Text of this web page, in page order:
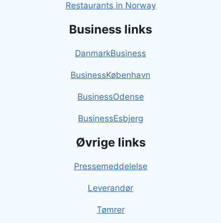
Restaurants in Norway
Business links
DanmarkBusiness
BusinessKøbenhavn
BusinessOdense
BusinessEsbjerg
Øvrige links
Pressemeddelelse
Leverandør
Tømrer